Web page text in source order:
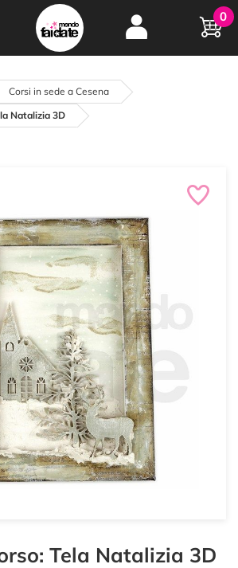
Hobby e
creatività...
oltre 15 anni online
0
Corsi in sede a Cesena
Natalizia 3D
Tela Natalizia 3D